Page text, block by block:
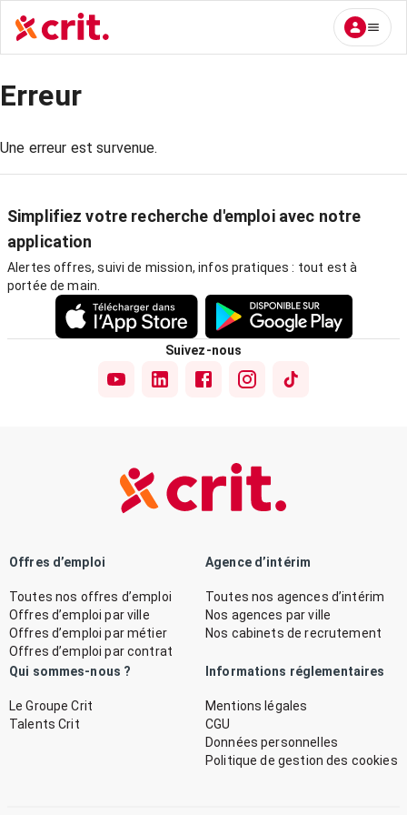
Erreur
Une erreur est survenue.
Simplifiez votre recherche d'emploi avec notre
application
Alertes offres, suivi de mission, infos pratiques : tout est à
portée de main.
Suivez-nous
Offres d’emploi
Toutes nos offres d’emploi
Offres d’emploi par ville
Offres d’emploi par métier
Offres d’emploi par contrat
Agence d’intérim
Toutes nos agences d’intérim
Nos agences par ville
Nos cabinets de recrutement
Qui sommes-nous ?
Le Groupe Crit
Talents Crit
Informations réglementaires
Mentions légales
CGU
Données personnelles
Politique de gestion des cookies